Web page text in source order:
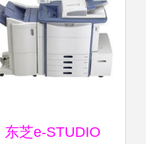
东芝e-STUDIO